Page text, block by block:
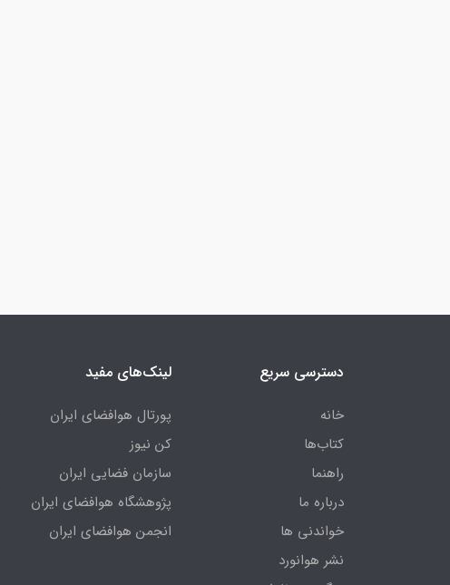
دسترسی سریع
خانه
کتاب‌ها
راهنما
درباره ما
خواندنی ها
نشر هوانورد
لینک‌های مفید
پورتال هوافضای ایران
کن نیوز
سازمان فضایی ایران
پژوهشگاه هوافضای ایران
انجمن هوافضای ایران